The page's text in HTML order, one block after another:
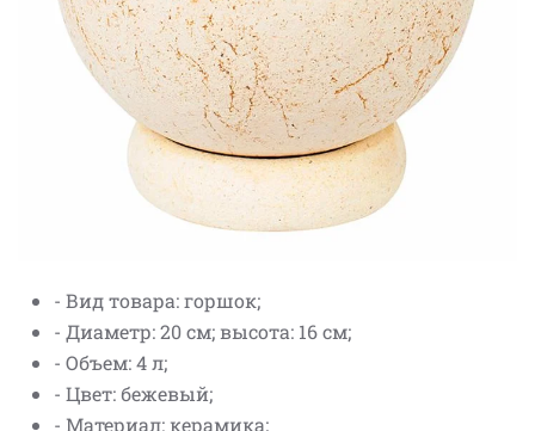
- Вид товара: горшок;
- Диаметр: 20 см; высота: 16 см;
- Объем: 4 л;
- Цвет: бежевый;
- Материал: керамика;